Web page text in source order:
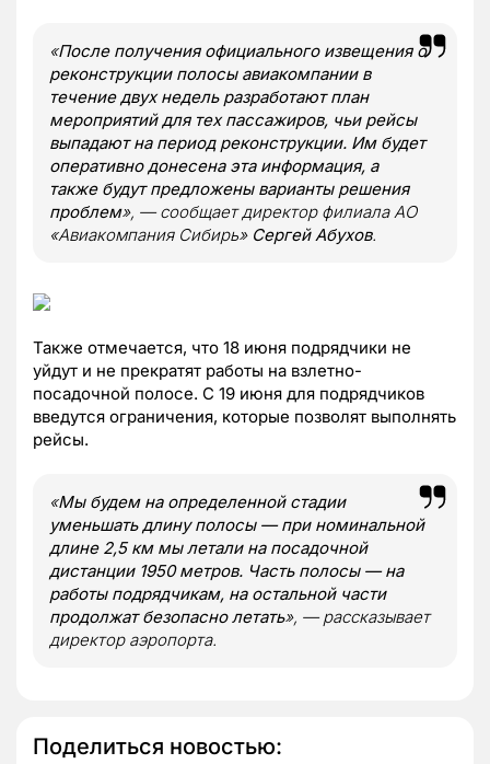
«После получения официального извещения о
реконструкции полосы авиакомпании в
течение двух недель разработают план
мероприятий для тех пассажиров, чьи рейсы
выпадают на период реконструкции. Им будет
оперативно донесена эта информация, а
также будут предложены варианты решения
проблем», — сообщает директор филиала АО
«Авиакомпания Сибирь» Сергей Абухов.
Также отмечается, что 18 июня подрядчики не
уйдут и не прекратят работы на взлетно-
посадочной полосе. С 19 июня для подрядчиков
введутся ограничения, которые позволят выполнять
рейсы.
«Мы будем на определенной стадии
уменьшать длину полосы — при номинальной
длине 2,5 км мы летали на посадочной
дистанции 1950 метров. Часть полосы — на
работы подрядчикам, на остальной части
продолжат безопасно летать», — рассказывает
директор аэропорта.
Поделиться новостью: